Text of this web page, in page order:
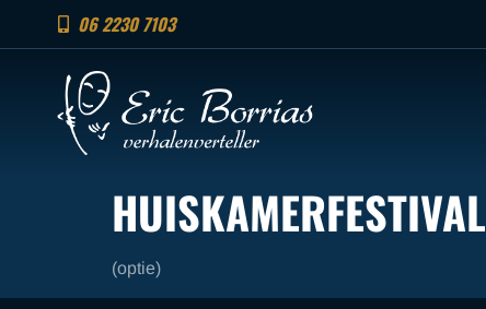
06 2230 7103
HUISKAMERFESTIVAL
(optie)